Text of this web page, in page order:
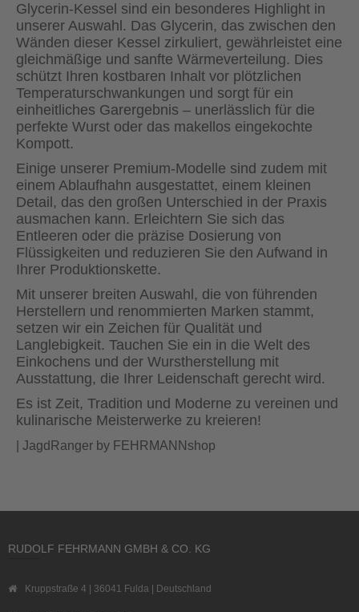
Glycerin-Kessel sind ein besonderes Highlight in
unserer Auswahl. Das Glycerin, das zwischen den
Wänden dieser Kessel zirkuliert, gewährleistet eine
gleichmäßige und sanfte Wärmeverteilung. Dies
schützt Ihren kostbaren Inhalt vor plötzlichen
Temperaturschwankungen und sorgt für ein
einheitliches Garergebnis – unerlässlich für die
perfekte Wurst oder das makellos eingekochte
Kompott.
Einige unserer Premium-Modelle sind zudem mit
einem Ablaufhahn ausgestattet, einem kleinen
Detail, das den großen Unterschied in der Praxis
ausmachen kann. Erleichtern Sie sich das
Entleeren oder die präzise Dosierung von
Flüssigkeiten und reduzieren Sie den Aufwand in
Ihrer Produktionskette.
Mit unserer breiten Auswahl, die von führenden
Herstellern und renommierten Marken stammt,
setzen wir ein Zeichen für Qualität und
Langlebigkeit. Tauchen Sie ein in die Welt des
Einkochens und der Wurstherstellung mit
Ausstattung, die Ihrer Leidenschaft gerecht wird.
Es ist Zeit, Tradition und Moderne zu vereinen und
kulinarische Meisterwerke zu kreieren!
| JagdRanger by FEHRMANNshop
RUDOLF FEHRMANN GMBH & CO. KG
Kruppstraße 4 | 36041 Fulda | Deutschland